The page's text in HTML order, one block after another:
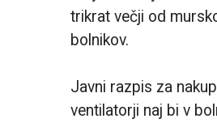
trikrat večji od
bolnikov.
Javni razpis za
ventilatorji naj bi v